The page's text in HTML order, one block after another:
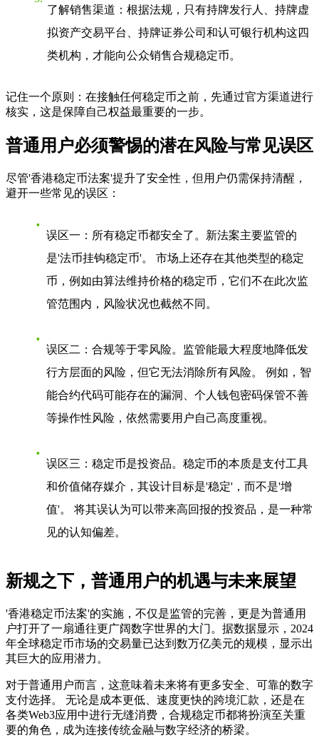
了解销售渠道 ：根据法规，只有持牌发行人、持牌虚
拟资产交易平台、持牌证券公司和认可银行机构这四
类机构，才能向公众销售合规稳定币。
记住一个原则：在接触任何稳定币之前，先通过官方渠道进行
核实，这是保障自己权益最重要的一步。
普通用户必须警惕的潜在风险与常见误区
尽管'香港稳定币法案'提升了安全性，但用户仍需保持清醒，
避开一些常见的误区：
误区一：所有稳定币都安全了 。新法案主要监管的
是'法币挂钩稳定币'。 市场上还存在其他类型的稳定
币，例如由算法维持价格的稳定币，它们不在此次监
管范围内，风险状况也截然不同。
误区二：合规等于零风险。监管能最大程度地降低发
行方层面的风险，但它无法消除所有风险。 例如，智
能合约代码可能存在的漏洞、个人钱包密码保管不善
等操作性风险，依然需要用户自己高度重视。
误区三：稳定币是投资品。稳定币的本质是支付工具
和价值储存媒介，其设计目标是'稳定'，而不是'增
值'。 将其误认为可以带来高回报的投资品，是一种常
见的认知偏差。
新规之下，普通用户的机遇与未来展望
'香港稳定币法案'的实施，不仅是监管的完善，更是为普通用
户打开了一扇通往更广阔数字世界的大门。据数据显示，2024
年全球稳定币市场的交易量已达到数万亿美元的规模，显示出
其巨大的应用潜力。
对于普通用户而言，这意味着未来将有更多安全、可靠的数字
支付选择。 无论是成本更低、速度更快的跨境汇款，还是在
各类Web3应用中进行无缝消费，合规稳定币都将扮演至关重
要的角色，成为连接传统金融与数字经济的桥梁。